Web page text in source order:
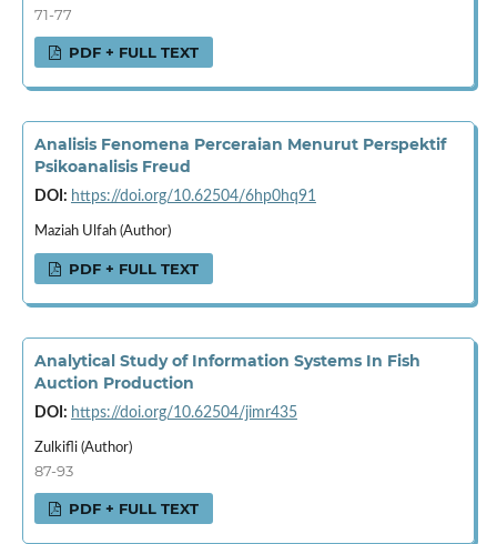
71-77
PDF + FULL TEXT
Analisis Fenomena Perceraian Menurut Perspektif
Psikoanalisis Freud
DOI: https://doi.org/10.62504/6hp0hq91
Maziah Ulfah (Author)
PDF + FULL TEXT
Analytical Study of Information Systems In Fish
Auction Production
DOI: https://doi.org/10.62504/jimr435
Zulkifli (Author)
87-93
PDF + FULL TEXT